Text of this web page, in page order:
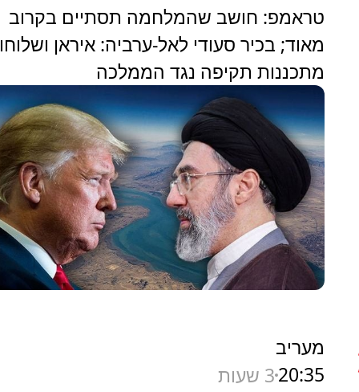
טראמפ: חושב שהמלחמה תסתיים בקרוב
מאוד; בכיר סעודי לאל-ערביה: איראן
מתכננות תקיפה נגד הממלכה
מעריב
20:353 שעות